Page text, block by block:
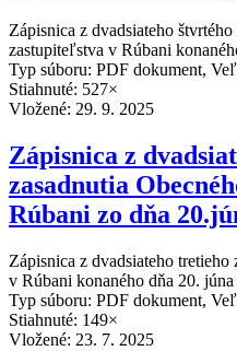
Zápisnica z dvadsiateho
zastupiteľstva v Rúbani
Typ súboru: PDF dokument,
Stiahnuté: 527×
Vložené: 29. 9. 2025
Zápisnica z
zasadnutia
Rúbani zo dňa
Zápisnica z dvadsiateho
v Rúbani konaného dňa 20.
Typ súboru: PDF dokument,
Stiahnuté: 149×
Vložené: 23. 7. 2025